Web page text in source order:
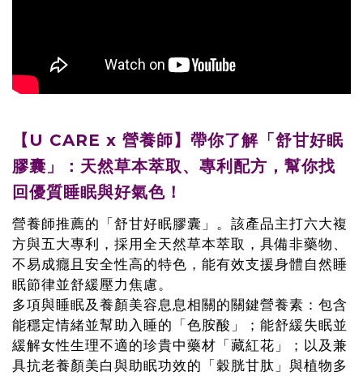
【U CARE x 營養師】帶你了解「舒甘好眠
膠囊」：天然草本萃取、專利配方，幫你找
回優質睡眠與好氣色！
營養師推薦的「舒甘好眠膠囊」。該產品主打六大複
方與五大專利，採用全天然草本萃取，具備非藥物、
不易成癮且安全性高的特色，能有效支援身體自然睡
眠節律並舒緩壓力焦慮。
多項與睡眠及養顏美容息息相關的關鍵營養素：包含
能穩定情緒並幫助入睡的「色胺酸」；能舒緩失眠並
緩解女性生理不適的珍貴中藥材「藏紅花」；以及兼
具抗老養顏美白與助眠功效的「穀胱甘肽」與植物多